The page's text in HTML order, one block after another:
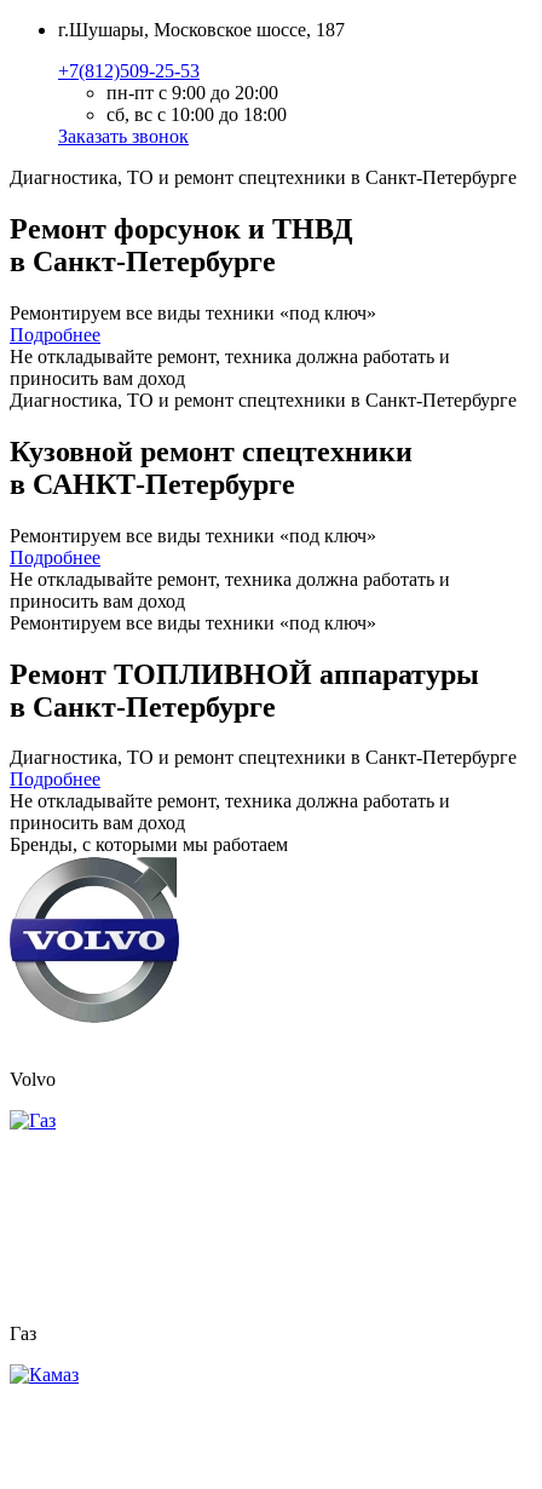
г.Шушары, Московское шоссе, 187
+7(812)509-25-53
пн-пт с 9:00 до 20:00
сб, вс с 10:00 до 18:00
Заказать звонок
Диагностика, ТО и ремонт спецтехники в Санкт-Петербурге
Ремонт форсунок и ТНВД
в Санкт-Петербурге
Ремонтируем все виды техники «под ключ»
Подробнее
Не откладывайте ремонт, техника должна работать и
приносить вам доход
Диагностика, ТО и ремонт спецтехники в Санкт-Петербурге
Кузовной ремонт спецтехники
в САНКТ-Петербурге
Ремонтируем все виды техники «под ключ»
Подробнее
Не откладывайте ремонт, техника должна работать и
приносить вам доход
Ремонтируем все виды техники «под ключ»
Ремонт ТОПЛИВНОЙ аппаратуры
в Санкт-Петербурге
Диагностика, ТО и ремонт спецтехники в Санкт-Петербурге
Подробнее
Не откладывайте ремонт, техника должна работать и
приносить вам доход
Бренды, с которыми мы работаем
Volvo
Газ